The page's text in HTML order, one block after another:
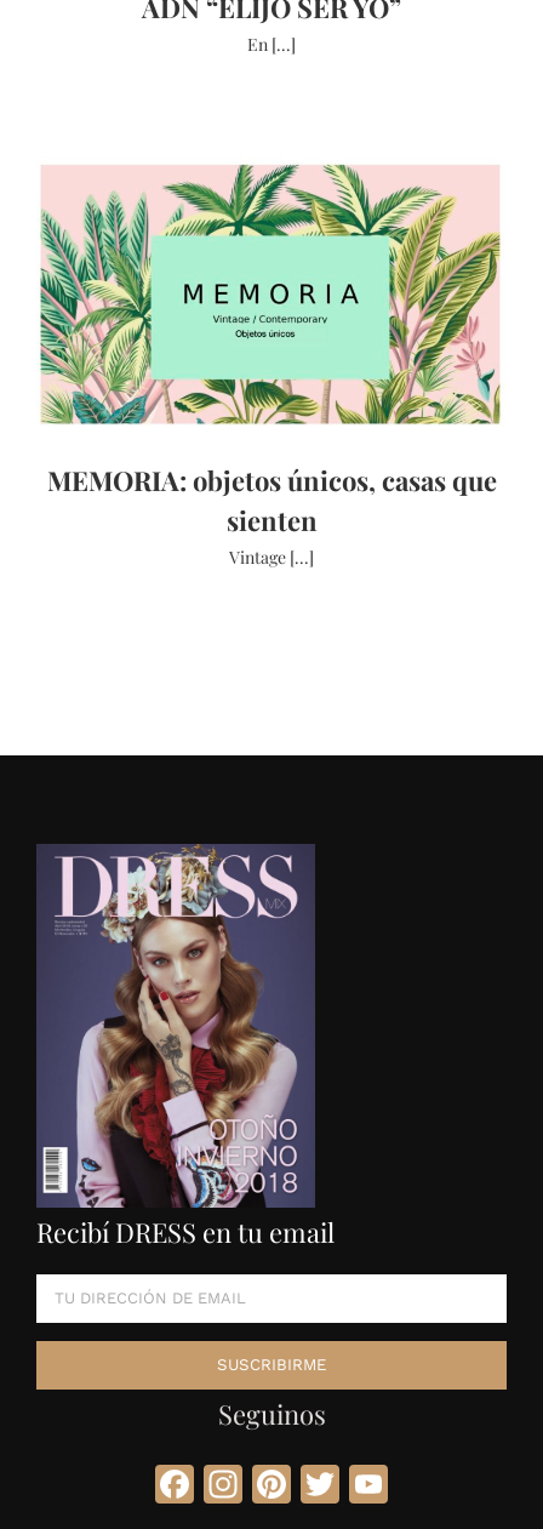
ADN “ELIJO SER YO”
En [...]
MEMORIA: objetos únicos, casas que
sienten
Vintage [...]
Recibí DRESS en tu email
Seguinos
Facebook
Instagram
Pinterest
Twitter